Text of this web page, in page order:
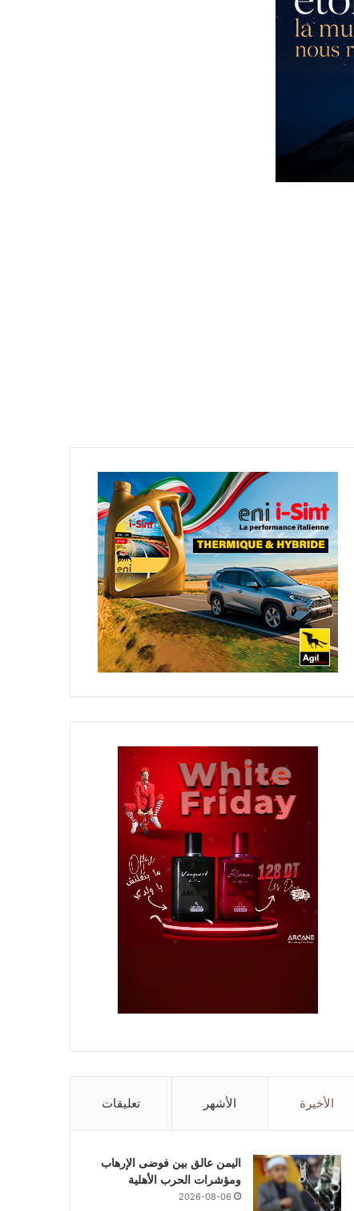
الأخيرة الأشهر تعليقات
اليمن عالق بين فوضى الإرهاب
ومؤشرات الحرب الأهلية
2026-08-06